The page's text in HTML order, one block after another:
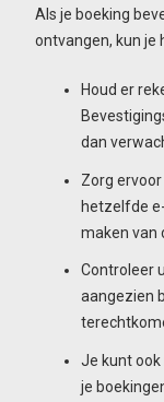
Als je boeking
ontvangen, kun je
Houd er
dan
Zorg
hetzelfde
maken van
Controleer
aangezien
Je kunt
je